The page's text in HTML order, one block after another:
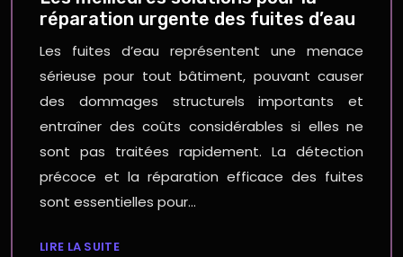
réparation urgente des fuites d’eau
Les fuites d’eau représentent une menace
sérieuse pour tout bâtiment, pouvant causer
des dommages structurels importants et
entraîner des coûts considérables si elles ne
sont pas traitées rapidement. La détection
précoce et la réparation efficace des fuites
sont essentielles pour…
LIRE LA SUITE